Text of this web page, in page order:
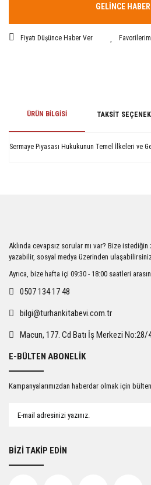
GELİNCE
Fiyatı Düşünce Haber Ver
ÜRÜN BILGISI TAKSIT
Sermaye Piyasası Hukukunun Temel İlkeleri ve
Ürün açıklamasında eksik bilgiler
Ürün bilgilerinde hatalar bulunuyor.
Ürün fiyatı diğer sitelerden daha pahalı.
Gönder
Aklında cevapsız sorular mı var? Bize
yazabilir, sosyal medya üzerinden
Ayrıca, bize hafta içi 09:30 - 18:00 saatleri
0507 134 17 48
bilgi@turhankitabevi.com.tr
Macun, 177. Cd Batı İş Merkezi
E-BÜLTEN ABONELİK
Kampanyalarımızdan haberdar olmak için
BİZİ TAKİP EDİN